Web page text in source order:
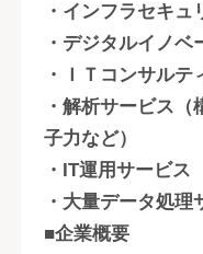
・インフラセキュ
・デジタルイノ
・ＩＴコンサルテ
・解析サービス
子力など）
・IT運用サービス
・大量データ処理
■企業概要